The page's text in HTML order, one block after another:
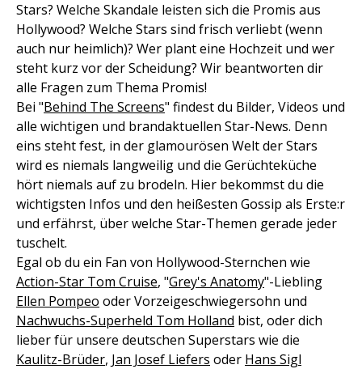
Stars? Welche Skandale leisten sich die Promis aus
Hollywood? Welche Stars sind frisch verliebt (wenn
auch nur heimlich)? Wer plant eine Hochzeit und wer
steht kurz vor der Scheidung? Wir beantworten dir
alle Fragen zum Thema Promis!
Bei "Behind The Screens" findest du Bilder, Videos und
alle wichtigen und brandaktuellen Star-News. Denn
eins steht fest, in der glamourösen Welt der Stars
wird es niemals langweilig und die Gerüchteküche
hört niemals auf zu brodeln. Hier bekommst du die
wichtigsten Infos und den heißesten Gossip als Erste:r
und erfährst, über welche Star-Themen gerade jeder
tuschelt.
Egal ob du ein Fan von Hollywood-Sternchen wie
Action-Star Tom Cruise, "Grey's Anatomy"-Liebling
Ellen Pompeo oder Vorzeigeschwiegersohn und
Nachwuchs-Superheld Tom Holland bist, oder dich
lieber für unsere deutschen Superstars wie die
Kaulitz-Brüder, Jan Josef Liefers oder Hans Sigl